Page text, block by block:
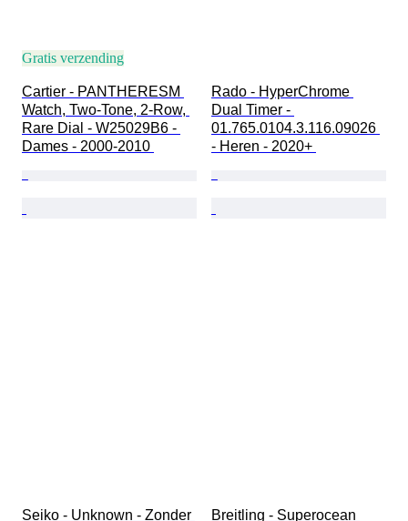
Gratis verzending
Cartier - PANTHERESM
Watch, Two-Tone, 2-Row,
Rare Dial - W25029B6 -
Dames - 2000-2010
Rado - HyperChrome
Dual Timer -
01.765.0104.3.116.09026
- Heren - 2020+
Seiko - Unknown - Zonder
Breitling - Superocean